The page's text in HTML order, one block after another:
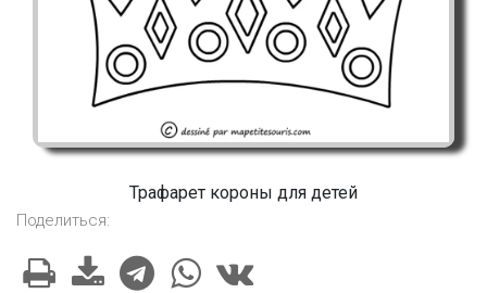
Трафарет короны для детей
Поделиться: